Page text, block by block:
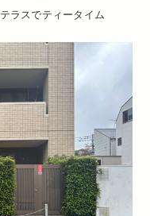
テラスでティータイム